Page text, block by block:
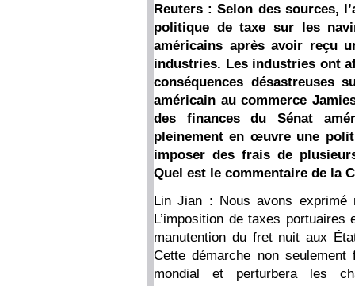
Reuters : Selon des sources,
politique de taxe sur les
américains après avoir reçu
industries. Les industries ont
conséquences désastreuses
américain au commerce
des finances du Sénat
pleinement en œuvre une
imposer des frais de
Quel est le commentaire de la
Lin Jian : Nous avons exprimé
L’imposition de taxes
manutention du fret nuit aux
Cette démarche non
mondial et perturbera les